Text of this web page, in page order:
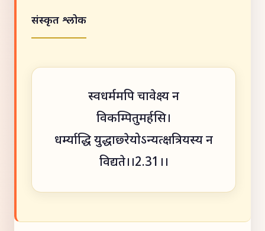
संस्कृत श्लोक
स्वधर्ममपि चावेक्ष्य न
विकम्पितुमर्हसि।
धर्म्याद्धि युद्धाछ्रेयोऽन्यत्क्षत्रियस्य न
विद्यते।।2.31।।